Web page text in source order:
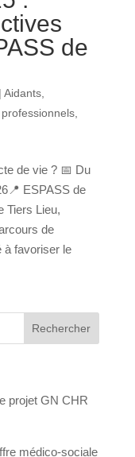
de
| Aidants,
professionnels,
de vie ? 📅 Du
ESPASS de
Tiers Lieu,
de
à favoriser le
projet GN CHR
médico-sociale